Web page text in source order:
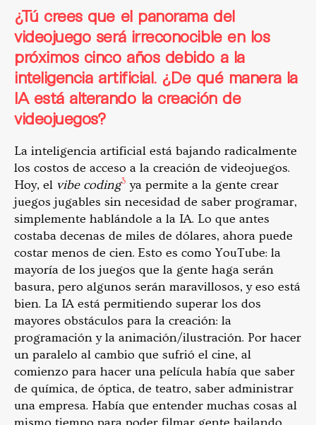
¿Tú crees que el panorama del
videojuego será irreconocible en los
próximos cinco años debido a la
inteligencia artificial. ¿De qué manera la
IA está alterando la creación de
videojuegos?
La inteligencia artificial está bajando radicalmente
los costos de acceso a la creación de videojuegos.
Hoy, el vibe coding3 ya permite a la gente crear
juegos jugables sin necesidad de saber programar,
simplemente hablándole a la IA. Lo que antes
costaba decenas de miles de dólares, ahora puede
costar menos de cien. Esto es como YouTube: la
mayoría de los juegos que la gente haga serán
basura, pero algunos serán maravillosos, y eso está
bien. La IA está permitiendo superar los dos
mayores obstáculos para la creación: la
programación y la animación/ilustración. Por hacer
un paralelo al cambio que sufrió el cine, al
comienzo para hacer una película había que saber
de química, de óptica, de teatro, saber administrar
una empresa. Había que entender muchas cosas al